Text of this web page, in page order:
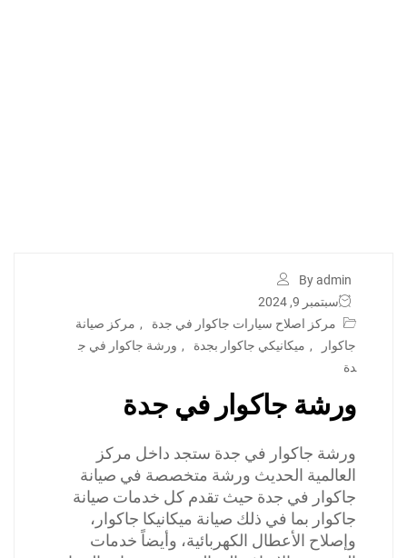
By admin
سبتمبر 9, 2024
مركز اصلاح سيارات جاكوار في جدة
, مركز صيانة
جاكوار
, ميكانيكي جاكوار بجدة , ورشة جاكوار في ج
دة
ورشة جاكوار في جدة
ورشة جاكوار في جدة ستجد داخل مركز
العالمية الحديث ورشة متخصصة في صيانة
جاكوار في جدة حيث تقدم كل خدمات صيانة
جاكوار بما في ذلك صيانة ميكانيكا جاكوار،
وإصلاح الأعطال الكهربائية، وأيضاً خدمات